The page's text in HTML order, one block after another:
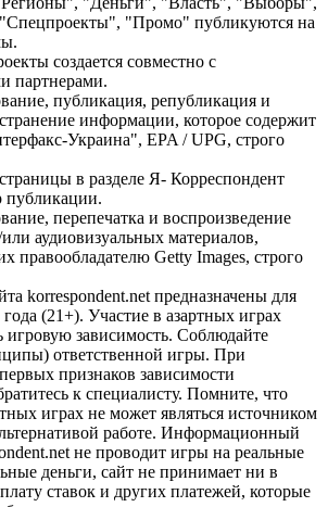
"Промо" публикуются на
создается совместно с
партнерами.
публикация, републикация и
информации, которое содержит
Украина", EPA / UPG, строго
в разделе Я- Корреспондент
публикации.
перепечатка и воспроизведение
аудиовизуальных материалов,
правообладателю Getty Images, строго
korrespondent.net предназначены для
(21+). Участие в азартных играх
игровую зависимость. Соблюдайте
ответственной игры. При
признаков зависимости
к специалисту. Помните, что
играх не может являться источником
работе. Информационный
не проводит игры на реальные
деньги, сайт не принимает ни в
ставок и других платежей, которые